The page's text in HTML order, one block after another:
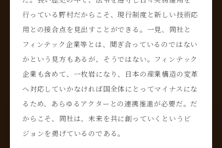
行っている野村だからこそ、現行制度と新しい技術応
用との接合点を見出すことができる。一見、同社と
フィンテック企業等とは、鬩ぎ合っているのではない
かという見方もあるが、そうではない。フィンテック
企業も含めて、一枚岩になり、日本の産業構造の変革
へ対応していかなければ国全体にとってマイナスにな
るため、あらゆるアクターとの連携推進が必要だ。だ
からこそ、同社は、未来を共に創っていくというビ
ジョンを掲げているのである。